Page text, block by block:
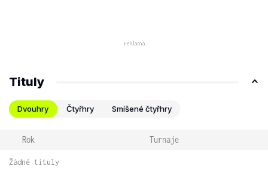
Tituly
Dvouhry Čtyřhry Smíšené čtyřhry
Rok Turnaje
Žádné tituly